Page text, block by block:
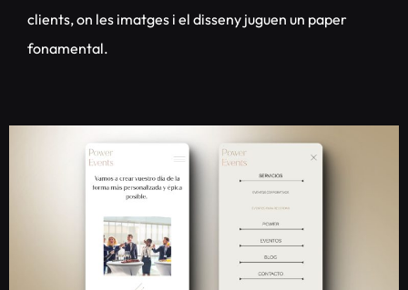
clients, on les imatges i el disseny juguen un paper
fonamental.